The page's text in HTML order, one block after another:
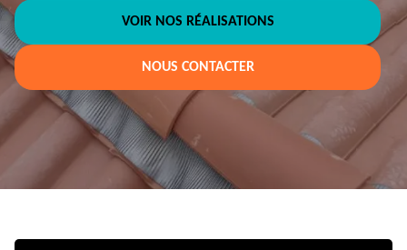
VOIR NOS RÉALISATIONS
NOUS CONTACTER